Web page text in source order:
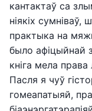
кантактаў са
ніякіх сумніваў,
практыка на
было афіцыйнай
кніга мела права
Пасля я чуў
гомеапатыяй,